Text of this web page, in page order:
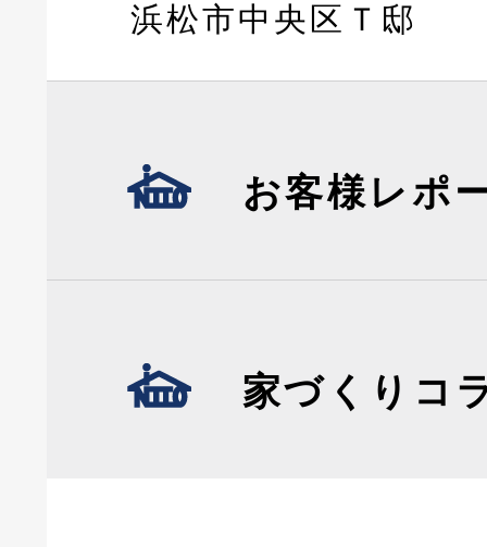
浜松市中央区Ｔ邸
お客様レポ
家づくりコ